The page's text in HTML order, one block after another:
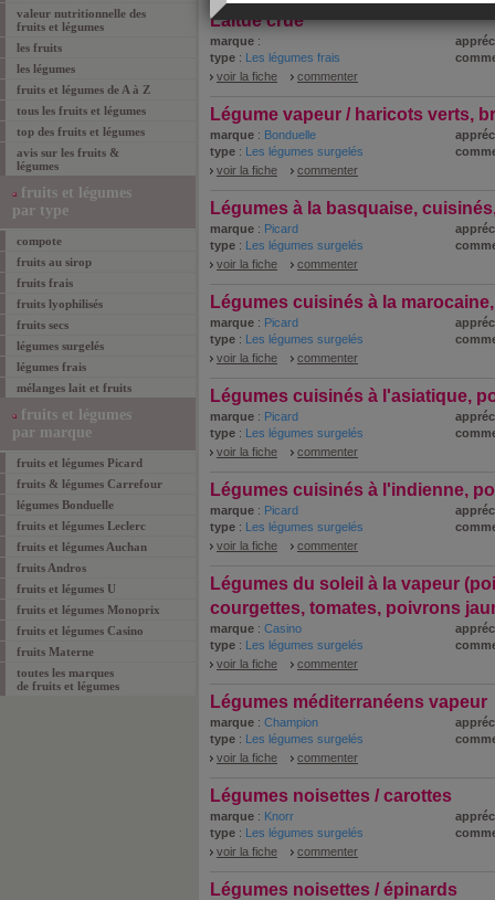
valeur nutritionnelle des
fruits et légumes
les fruits
les légumes
fruits et légumes de A à Z
tous les fruits et légumes
top des fruits et légumes
avis sur les fruits &
légumes
fruits et légumes
par type
compote
fruits au sirop
fruits frais
fruits lyophilisés
fruits secs
légumes surgelés
légumes frais
mélanges lait et fruits
fruits et légumes
par marque
fruits et légumes Picard
fruits & légumes Carrefour
légumes Bonduelle
fruits et légumes Leclerc
fruits et légumes Auchan
fruits Andros
fruits et légumes U
fruits et légumes Monoprix
fruits et légumes Casino
fruits Materne
toutes les marques
de fruits et légumes
Laitue crue
marque :
type : Les légumes frais
voir la fiche
commenter
Légume vapeur / haricots verts,
marque : Bonduelle
type : Les légumes surgelés
voir la fiche
commenter
Légumes à la basquaise,
marque : Picard
type : Les légumes surgelés
voir la fiche
commenter
Légumes cuisinés à la
marque : Picard
type : Les légumes surgelés
voir la fiche
commenter
Légumes cuisinés à l'asiatique,
marque : Picard
type : Les légumes surgelés
voir la fiche
commenter
Légumes cuisinés à l'indienne,
marque : Picard
type : Les légumes surgelés
voir la fiche
commenter
Légumes du soleil à la vapeur
courgettes, tomates, poivrons
marque : Casino
type : Les légumes surgelés
voir la fiche
commenter
Légumes méditerranéens vapeur
marque : Champion
type : Les légumes surgelés
voir la fiche
commenter
Légumes noisettes / carottes
marque : Knorr
type : Les légumes surgelés
voir la fiche
commenter
Légumes noisettes / épinards